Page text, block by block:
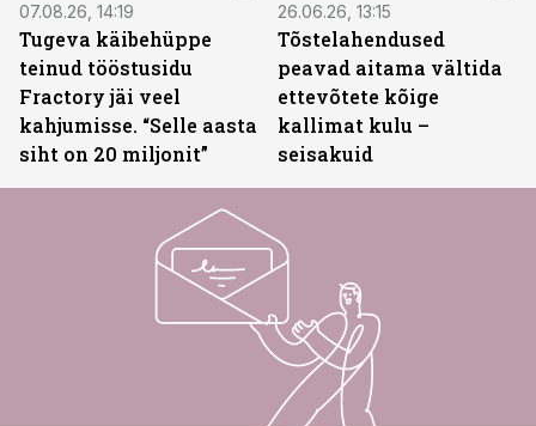
07.08.26, 14:19
Tugeva käibehüppe
teinud tööstusidu
Fractory jäi veel
kahjumisse. “Selle aasta
siht on 20 miljonit”
26.06.26, 13:15
Tõstelahendused
peavad aitama vältida
ettevõtete kõige
kallimat kulu –
seisakuid